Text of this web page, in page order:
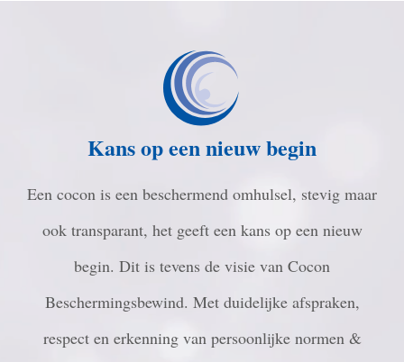
Kans op een nieuw begin
Een cocon is een beschermend omhulsel, stevig maar
ook transparant, het geeft een kans op een nieuw
begin. Dit is tevens de visie van Cocon
Beschermingsbewind. Met duidelijke afspraken,
respect en erkenning van persoonlijke normen &